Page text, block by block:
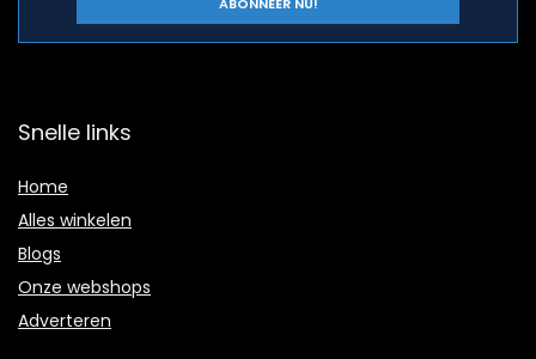
Snelle links
Home
Alles winkelen
Blogs
Onze webshops
Adverteren